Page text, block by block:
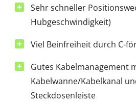
Sehr schneller
Hubgeschwindigkeit)
Viel Beinfreiheit durch C-
Gutes Kabelmanagement
Kabelwanne/Kabelkanal
Steckdosenleiste